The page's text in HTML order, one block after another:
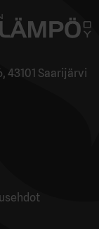
43101 Saarijärvi